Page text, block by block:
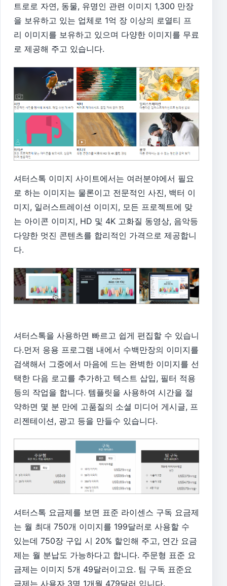
트로로 자연, 동물, 유명인 관련 이미지 1,300 만장
을 보유하고 있는 업체로 1억 장 이상의 로열티 프
리 이미지를 보유하고 있으며 다양한 이미지를 무료
로 제공해 주고 있습니다.
셔터스톡 이미지 사이트에서는 여러분야에서 필요
로 하는 이미지는 물론이고 전문적인 사진, 백터 이
미지, 일러스트레이션 이미지, 모든 프로젝트에 맞
는 아이콘 이미지, HD 및 4K 고화질 동영상, 음악등
다양한 멋진 콘텐츠를 합리적인 가격으로 제공합니
다.
셔터스톡을 사용하면 빠르고 쉽게 편집할 수 있습니
다.먼저 응용 프로그램 내에서 수백만장의 이미지를
검색해서 그중에서 마음에 드는 완벽한 이미지를 선
택한 다음 로고를 추가하고 텍스트 삽입, 필터 적용
등의 작업을 합니다. 템플릿을 사용하여 시간을 절
약하면 몇 분 만에 고품질의 소셜 미디어 게시글, 프
리젠테이션, 광고 등을 만들수 있습니다.
셔터스톡 요금제를 보면 표준 라이센스 구독 요금제
는 월 최대 750개 이미지를 199달러로 사용할 수
있는데 750장 구입 시 20% 할인해 주고, 연간 요금
제는 월 분납도 가능하다고 합니다. 주문형 표준 요
금제는 이미지 5개 49달러이고요. 팀 구독 표준요
금제는 사용자 3명 1개월 479달러 입니다.